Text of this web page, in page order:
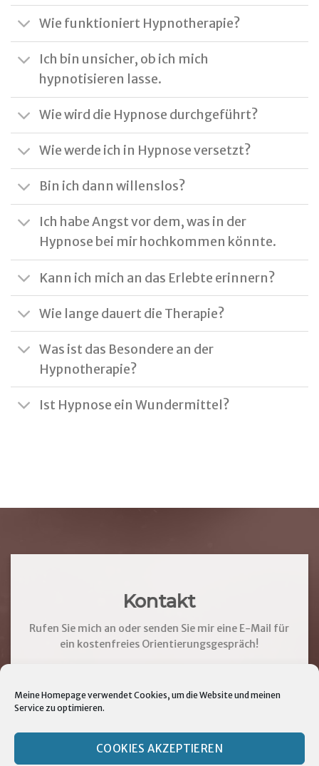
Meine Homepage verwendet Cookies, um die Website und meinen
Service zu optimieren.
COOKIES AKZEPTIEREN
Wie funktioniert Hypnotherapie?
Ich bin unsicher, ob ich mich
hypnotisieren lasse.
Wie wird die Hypnose durchgeführt?
Wie werde ich in Hypnose versetzt?
Bin ich dann willenslos?
Ich habe Angst vor dem, was in der
Hypnose bei mir hochkommen könnte.
Kann ich mich an das Erlebte erinnern?
Wie lange dauert die Therapie?
Was ist das Besondere an der
Hypnotherapie?
Ist Hypnose ein Wundermittel?
Kontakt
Rufen Sie mich an oder senden Sie mir eine E-Mail für
ein kostenfreies Orientierungsgespräch!
0176 – 47 33 45 74
info@sonja-simone.de